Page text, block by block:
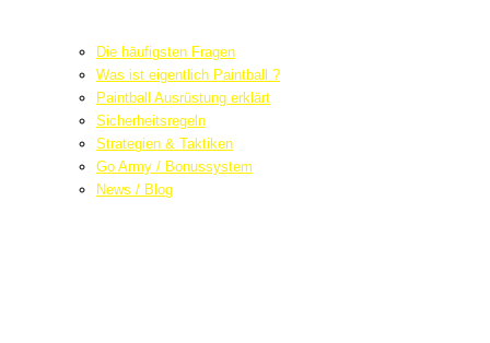
Die häufigsten Fragen
Was ist eigentlich Paintball ?
Paintball Ausrüstung erklärt
Sicherheitsregeln
Strategien & Taktiken
Go Army / Bonussystem
News / Blog